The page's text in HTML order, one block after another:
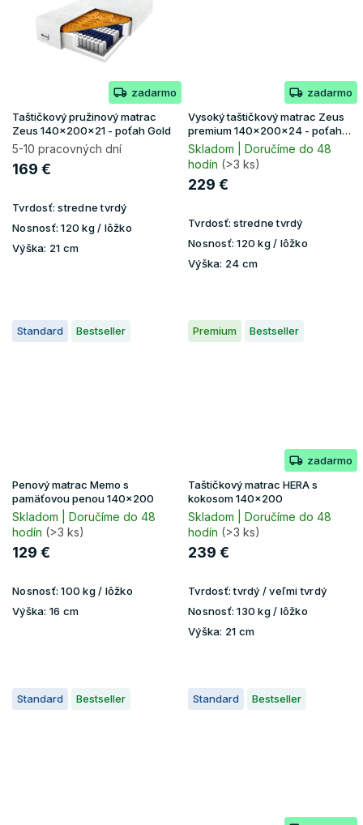
zadarmo
Taštičkový pružinový matrac
Zeus 140x200x21 - poťah Gold
5-10 pracovných dní
169 €
Tvrdosť: stredne tvrdý
Nosnosť: 120 kg / lôžko
Výška: 21 cm
zadarmo
Vysoký taštičkový matrac Zeus
premium 140x200x24 - poťah
Aloe Vera
Skladom | Doručíme do 48
hodín (>3 ks)
229 €
Tvrdosť: stredne tvrdý
Nosnosť: 120 kg / lôžko
Výška: 24 cm
Standard Bestseller
Penový matrac Memo s
pamäťovou penou 140x200
Skladom | Doručíme do 48
hodín (>3 ks)
129 €
Nosnosť: 100 kg / lôžko
Výška: 16 cm
Premium Bestseller
zadarmo
Taštičkový matrac HERA s
kokosom 140x200
Skladom | Doručíme do 48
hodín (>3 ks)
239 €
Tvrdosť:tvrdý / veľmi tvrdý
Nosnosť: 130 kg / lôžko
Výška: 21 cm
Standard Bestseller Standard Bestseller